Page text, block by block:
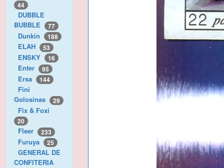
44
DUBBLE
BUBBLE
77
Dunkin 188
ELAH 53
ENSKY 16
Enter 95
Ersa 144
Fini
Golosinas
29
Fix & Foxi
20
Fleer 233
Furuya 25
GENERAL DE
CONFITERIA